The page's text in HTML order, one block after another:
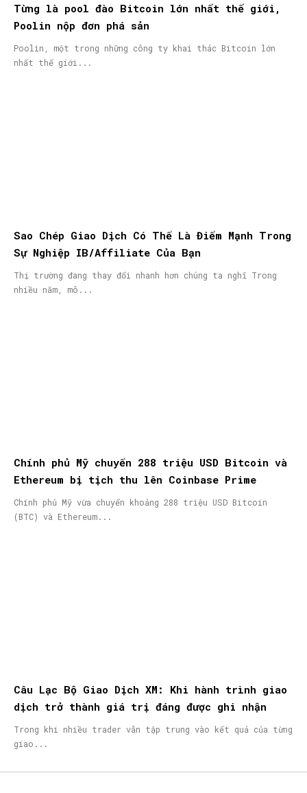
Từng là pool đào Bitcoin lớn nhất thế giới,
Poolin nộp đơn phá sản
Poolin, một trong những công ty khai thác Bitcoin lớn
nhất thế giới...
Sao Chép Giao Dịch Có Thể Là Điểm Mạnh Trong
Sự Nghiệp IB/Affiliate Của Bạn
Thị trường đang thay đổi nhanh hơn chúng ta nghĩ Trong
nhiều năm, mô...
Chính phủ Mỹ chuyển 288 triệu USD Bitcoin và
Ethereum bị tịch thu lên Coinbase Prime
Chính phủ Mỹ vừa chuyển khoảng 288 triệu USD Bitcoin
(BTC) và Ethereum...
Câu Lạc Bộ Giao Dịch XM: Khi hành trình giao
dịch trở thành giá trị đáng được ghi nhận
Trong khi nhiều trader vẫn tập trung vào kết quả của từng
giao...